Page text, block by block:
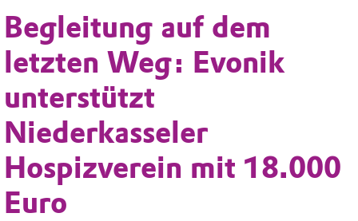
Begleitung auf dem
letzten Weg: Evonik
unterstützt
Niederkasseler
Hospizverein mit 18.000
Euro